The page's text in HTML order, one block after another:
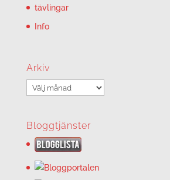
tävlingar
Info
Arkiv
Arkiv
Bloggtjänster